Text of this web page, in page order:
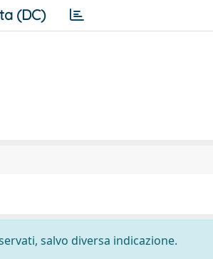
(DC)
salvo diversa indicazione.